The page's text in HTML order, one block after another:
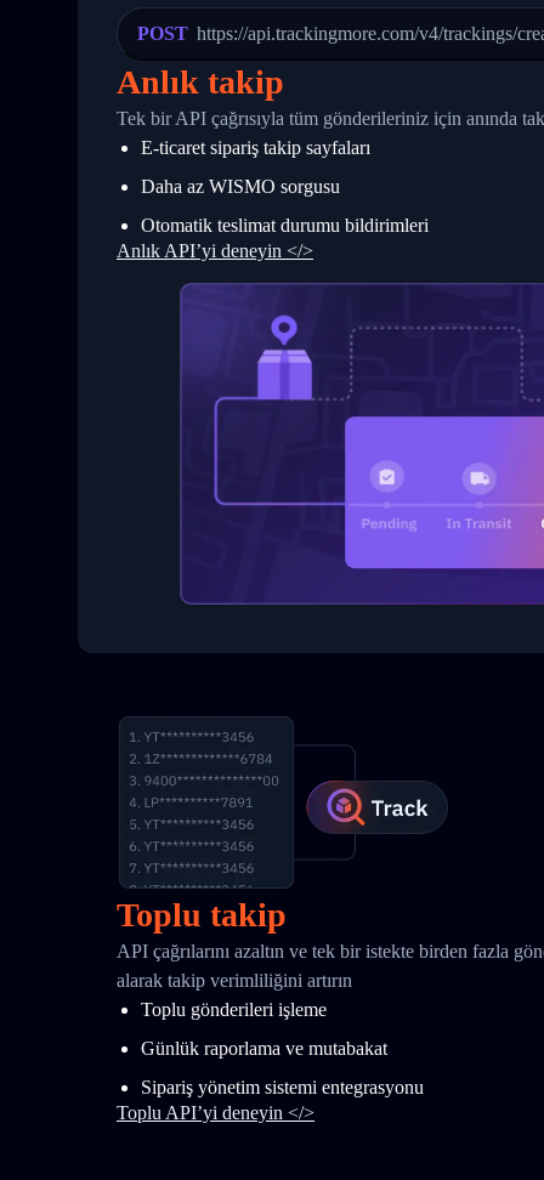
24
25
26
27
28
29
31
32
34
          },
          {
"Date": "2017-03-06
"StatusDescription":
"Details": "BEIJING-
          }
      }
    ]
}
POST https://api.trackingmore.com/v4/trackings/
Anlık takip
Tek bir API çağrısıyla tüm gönderileriniz için anında
E-ticaret sipariş takip sayfaları
Daha az WISMO sorgusu
Otomatik teslimat durumu bildirimleri
Anlık API’yi deneyin </>
Toplu takip
API çağrılarını azaltın ve tek bir istekte birden fazla
alarak takip verimliliğini artırın
Toplu gönderileri işleme
Günlük raporlama ve mutabakat
Sipariş yönetim sistemi entegrasyonu
Toplu API’yi deneyin </>